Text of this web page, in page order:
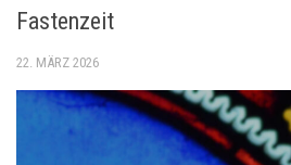
Fastenzeit
22. MÄRZ 2026